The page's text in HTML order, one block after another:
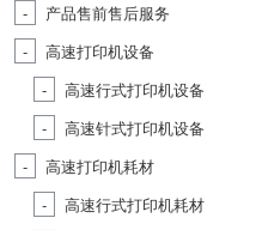
产品售前售后服务
高速打印机设备
高速行式打印机设备
高速针式打印机设备
高速打印机耗材
高速行式打印机耗材